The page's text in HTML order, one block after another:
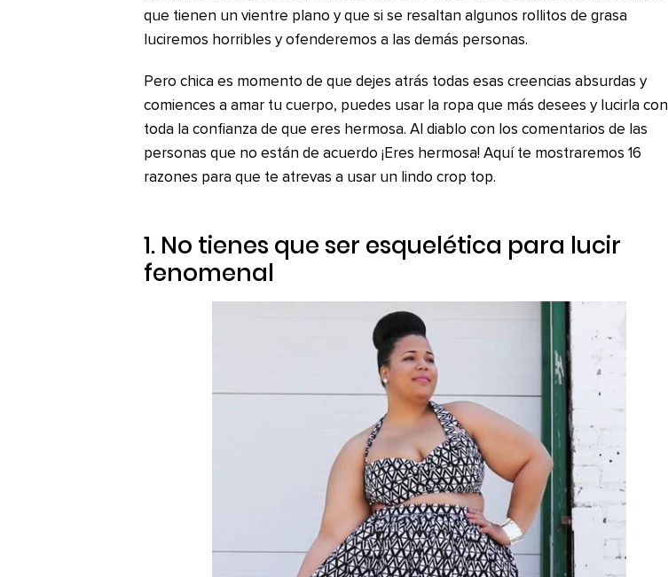
que tienen un vientre plano y que si se resaltan algunos rollitos de grasa
luciremos horribles y ofenderemos a las demás personas.
Pero chica es momento de que dejes atrás todas esas creencias absurdas y
comiences a amar tu cuerpo, puedes usar la ropa que más desees y lucirla con
toda la confianza de que eres hermosa. Al diablo con los comentarios de las
personas que no están de acuerdo ¡Eres hermosa! Aquí te mostraremos 16
razones para que te atrevas a usar un lindo crop top.
1. No tienes que ser esquelética para lucir
fenomenal